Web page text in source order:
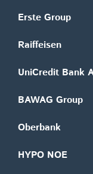
Erste Group
Raiffeisen
UniCredit Bank
BAWAG Group
Oberbank
HYPO NOE